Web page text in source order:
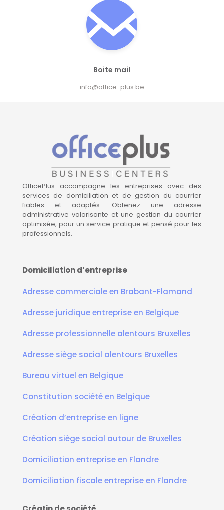
Boite mail
info@office-plus.be
OfficePlus accompagne les entreprises avec des
services de domiciliation et de gestion du courrier
fiables et adaptés. Obtenez une adresse
administrative valorisante et une gestion du courrier
optimisée, pour un service pratique et pensé pour les
professionnels.
Domiciliation d’entreprise
Adresse commerciale en Brabant-Flamand
Adresse juridique entreprise en Belgique
Adresse professionnelle alentours Bruxelles
Adresse siège social alentours Bruxelles
Bureau virtuel en Belgique
Constitution société en Belgique
Création d’entreprise en ligne
Création siège social autour de Bruxelles
Domiciliation entreprise en Flandre
Domiciliation fiscale entreprise en Flandre